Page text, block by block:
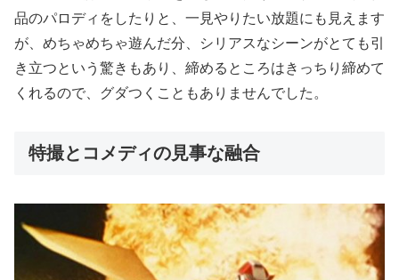
品のパロディをしたりと、一見やりたい放題にも見えます
が、めちゃめちゃ遊んだ分、シリアスなシーンがとても引
き立つという驚きもあり、締めるところはきっちり締めて
くれるので、グダつくこともありませんでした。
特撮とコメディの見事な融合